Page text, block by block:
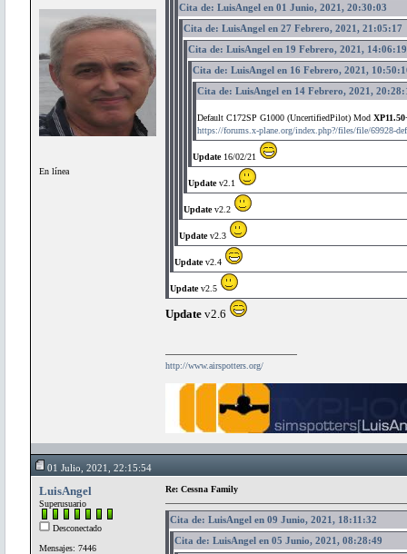
En línea
Cita de: LuisAngel en 01 Junio, 2021, 20:30:03
Cita de: LuisAngel en 27 Febrero, 2021, 21:05:17
Cita de: LuisAngel en 19 Febrero, 2021, 14:06:19
Cita de: LuisAngel en 16 Febrero, 2021,
Cita de: LuisAngel en 14 Febrero, 2021,
Default C172SP G1000 (UncertifiedPilot) Mod
https://forums.x-plane.org/index.php?/files/file/69928-
Update16/02/21
Updatev2.1
Updatev2.2
Updatev2.3
Updatev2.4
Updatev2.5
Update v2.6
http://www.airspotters.org/
01 Julio, 2021, 22:15:54
LuisAngel
Superusuario
Desconectado
Mensajes: 7446
Re: Cessna Family
Cita de: LuisAngel en 09 Junio, 2021, 18:11:32
Cita de: LuisAngel en 05 Junio, 2021, 08:28:49